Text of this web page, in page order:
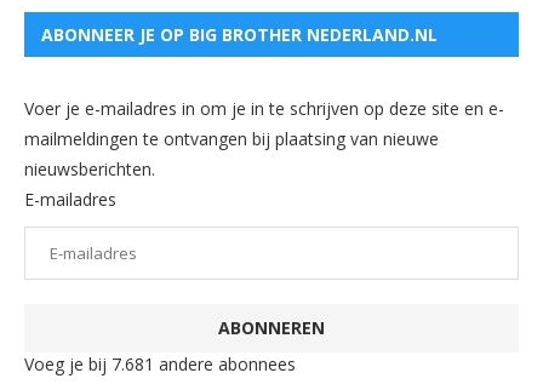
ABONNEER JE OP BIG BROTHER NEDERLAND.NL
Voer je e-mailadres in om je in te schrijven op deze site en e-
mailmeldingen te ontvangen bij plaatsing van nieuwe
nieuwsberichten.
E-mailadres
ABONNEREN
Voeg je bij 7.681 andere abonnees